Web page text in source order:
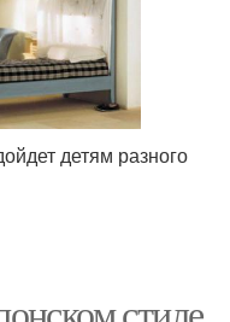
детям разного